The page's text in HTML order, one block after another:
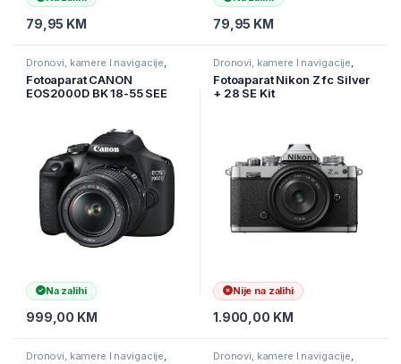
79,95 KM 79,95 KM
Dronovi, kamere I navigacije,
Fotoaparat CANON
EOS2000D BK 18-55 SEE
Na zalihi
999,00 KM
Dronovi, kamere I navigacije,
Fotoaparat Nikon Z fc Silver
+ 28 SE Kit
Nije na zalihi
1.900,00 KM
Dronovi, kamere I navigacije, Dronovi, kamere I navigacije,